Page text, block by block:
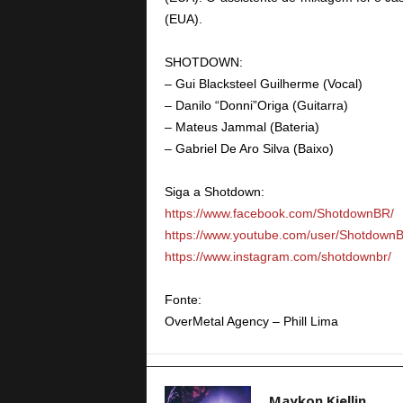
(EUA).
SHOTDOWN:
– Gui Blacksteel Guilherme (Vocal)
– Danilo “Donni”Origa (Guitarra)
– Mateus Jammal (Bateria)
– Gabriel De Aro Silva (Baixo)
Siga a Shotdown:
https://www.facebook.com/ShotdownBR/
https://www.youtube.com/user/
https://www.instagram.com/shotdownbr/
Fonte:
OverMetal Agency – Phill Lima